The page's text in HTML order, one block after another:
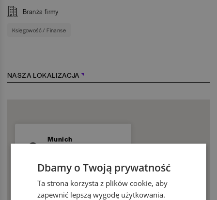
Branża firmy
Księgowość / Finanse
NASZA LOKALIZACJA
Munich
Dbamy o Twoją prywatność
Ta strona korzysta z plików cookie, aby
zapewnić lepszą wygodę użytkowania.